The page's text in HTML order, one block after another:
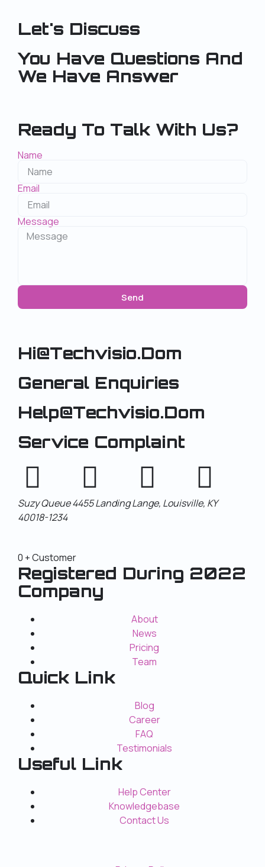
Let's Discuss
You Have Questions And
We Have Answer
Hi@techvisio.dom
General Enquiries
Help@techvisio.dom
Service Complaint
Suzy Queue4455 Landing Lange, Louisville, KY
40018-1234
0 + Customer
Registered During 2022
Company
About
News
Pricing
Team
Quick Link
Blog
Career
FAQ
Testimonials
Useful Link
Help Center
Knowledgebase
Contact Us
Ready To Talk With Us?
Name
Email
Message
Send